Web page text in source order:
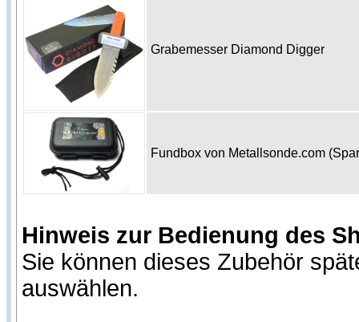
Grabemesser Diamond Digger
Fundbox von Metallsonde.com
Hinweis zur Bedienung des
Sie können dieses Zubehör
auswählen.